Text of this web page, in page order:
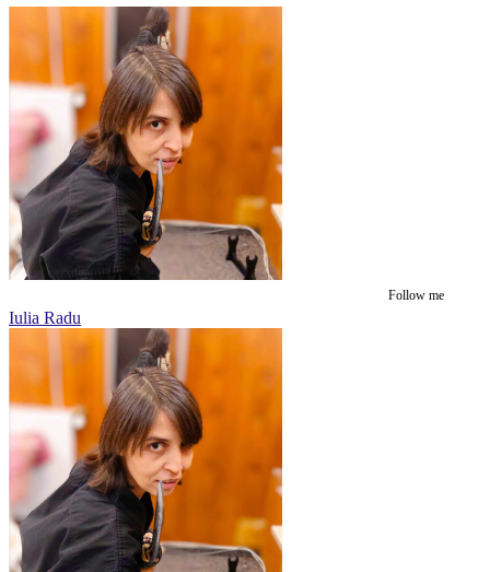
Follow me
Iulia Radu